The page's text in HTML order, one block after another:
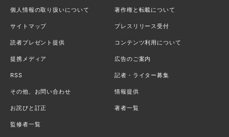
個人情報の取り扱いについて 著作権と転載について
サイトマップ プレスリリース受付
読者プレゼント提供 コンテンツ利用について
提携メディア 広告のご案内
RSS 記者・ライター募集
その他、お問い合わせ 情報提供
お詫びと訂正 著者一覧
監修者一覧